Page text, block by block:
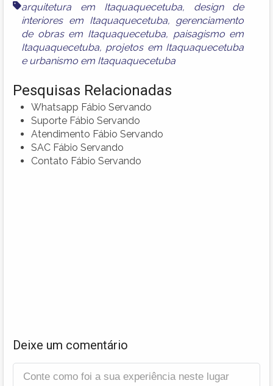
arquitetura em Itaquaquecetuba, design de
interiores em Itaquaquecetuba, gerenciamento
de obras em Itaquaquecetuba, paisagismo em
Itaquaquecetuba, projetos em Itaquaquecetuba
e urbanismo em Itaquaquecetuba
Pesquisas Relacionadas
Whatsapp Fábio Servando
Suporte Fábio Servando
Atendimento Fábio Servando
SAC Fábio Servando
Contato Fábio Servando
Deixe um comentário